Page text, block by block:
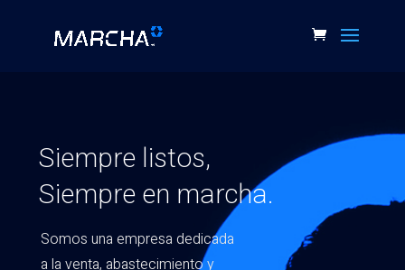
Siempre listos,
Siempre en marcha.
Somos una empresa dedicada
a la venta, abastecimiento y